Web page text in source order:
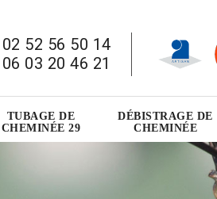
02 52 56 50 14
06 03 20 46 21
TUBAGE DE
CHEMINÉE 29
DÉBISTRAGE DE
CHEMINÉE